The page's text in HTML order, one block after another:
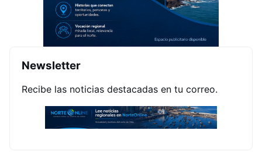
Newsletter
Recibe las noticias destacadas en tu correo.